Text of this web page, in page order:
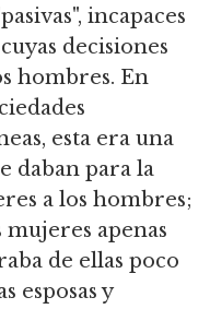
incapaces
decisiones
hombres. En
esta era una
daban para la
a los hombres;
mujeres apenas
de ellas poco
esposas y